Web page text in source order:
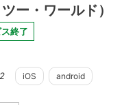
ー・ワールド）
終了
iOS android